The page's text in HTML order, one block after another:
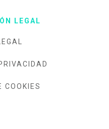
LEGAL
COOKIES